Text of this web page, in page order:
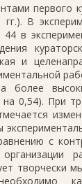
первого
В
в
и
более
0,54). При
с
творчески